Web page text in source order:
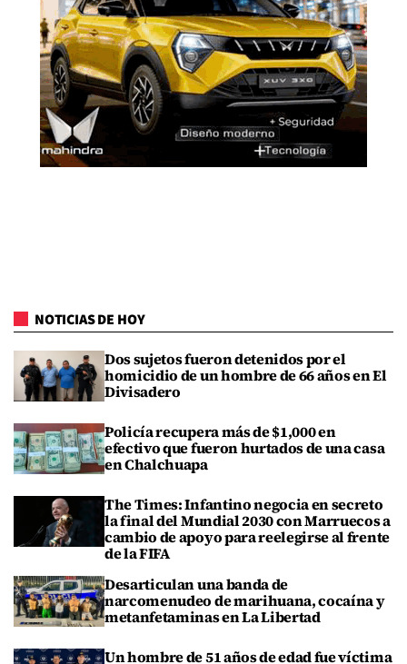
NOTICIAS DE HOY
Dos sujetos fueron detenidos por el
homicidio de un hombre de 66 años en El
Divisadero
Policía recupera más de $1,000 en
efectivo que fueron hurtados de una casa
en Chalchuapa
The Times: Infantino negocia en secreto
la final del Mundial 2030 con Marruecos a
cambio de apoyo para reelegirse al frente
de la FIFA
Desarticulan una banda de
narcomenudeo de marihuana, cocaína y
metanfetaminas en La Libertad
Un hombre de 51 años de edad fue víctima